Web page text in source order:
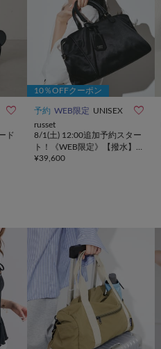

ド
10％OFFクーポン
予約 WEB限定 UNISEX 
russet
8/1(土) 12:00追加予約スター
ト！《WEB限定》【撥水】
クラウズナイロン2WAYボス
¥39,600